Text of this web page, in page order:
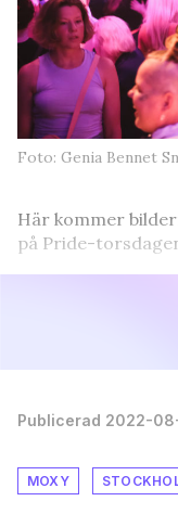
Foto: Genia Bennet
Här kommer
på Pride-
Publicerad 2022-
MOXY